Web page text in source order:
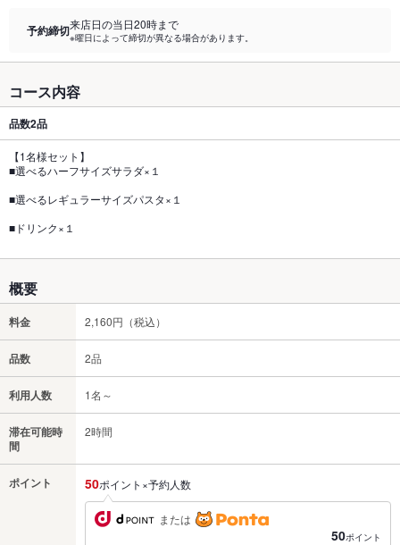
予約締切来店日の当日20時まで
※曜日によって締切が異なる場合があります。
コース内容
品数2品
【1名様セット】
■選べるハーフサイズサラダ×１
■選べるレギュラーサイズパスタ×１
■ドリンク×１
概要
料金 2,160円（税込）
品数 2品
利用人数 1名～
滞在可能時
間
2時間
ポイント 50ポイント×予約人数
または
50ポイント